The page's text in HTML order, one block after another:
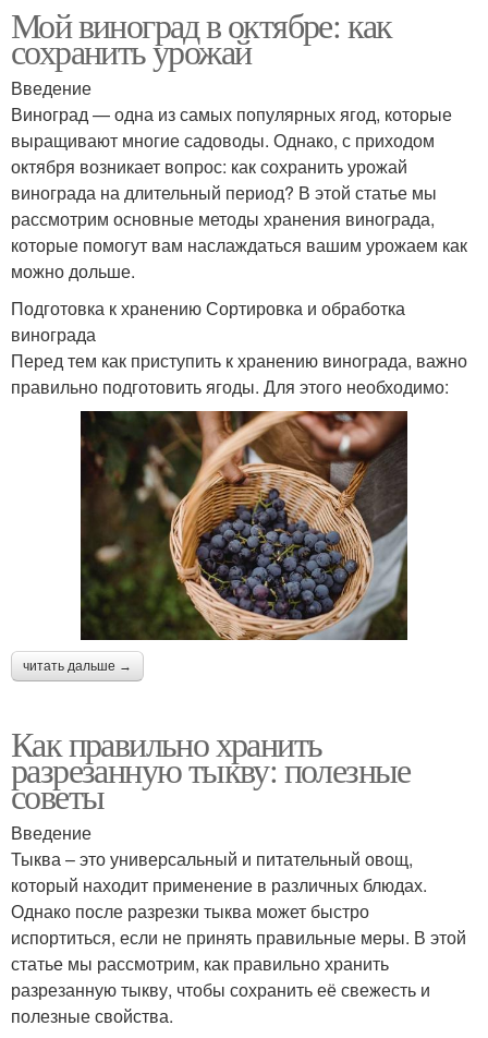
Мой виноград в октябре: как
сохранить урожай
Введение
Виноград — одна из самых популярных ягод, которые
выращивают многие садоводы. Однако, с приходом
октября возникает вопрос: как сохранить урожай
винограда на длительный период? В этой статье мы
рассмотрим основные методы хранения винограда,
которые помогут вам наслаждаться вашим урожаем как
можно дольше.
Подготовка к хранению Сортировка и обработка
винограда
Перед тем как приступить к хранению винограда, важно
правильно подготовить ягоды. Для этого необходимо:
читать дальше →
Как правильно хранить
разрезанную тыкву: полезные
советы
Введение
Тыква – это универсальный и питательный овощ,
который находит применение в различных блюдах.
Однако после разрезки тыква может быстро
испортиться, если не принять правильные меры. В этой
статье мы рассмотрим, как правильно хранить
разрезанную тыкву, чтобы сохранить её свежесть и
полезные свойства.